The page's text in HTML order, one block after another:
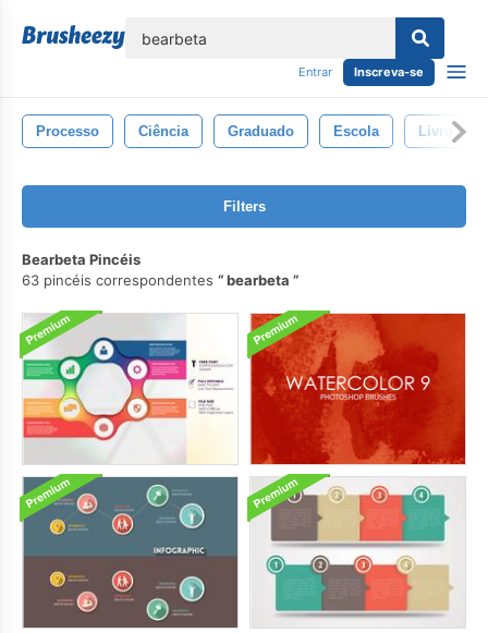
Entrar Inscreva-se
Processo Ciência Graduado Escola Livro
Filters
Bearbeta Pincéis
63 pincéis correspondentes
bearbeta